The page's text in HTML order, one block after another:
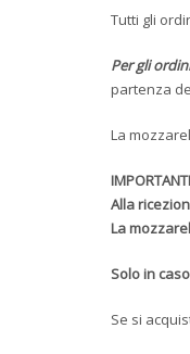
Tutti gli
Per gli
partenza
La
Alla
La
Solo in
Se si